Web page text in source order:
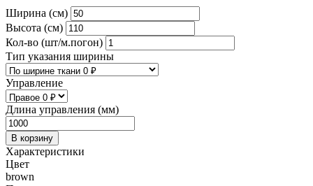
Ширина (см)
Высота (см)
Кол-во (шт/м.погон)
Тип указания ширины
Управление
Длина управления (мм)
В корзину
Характеристики
Цвет
brown